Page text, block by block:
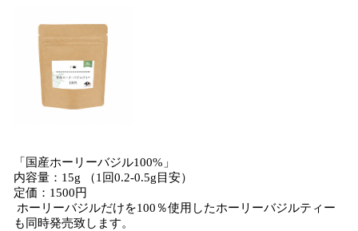
「国産ホーリーバジル100%」
内容量：15g （1回0.2-0.5g目安）
定価：1500円
ホーリーバジルだけを100％使用したホーリーバジルティー
も同時発売致します。